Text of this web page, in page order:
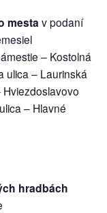
mesta v podaní
– Kostolná
ulica – Laurinská
– Hlavné
hradbách